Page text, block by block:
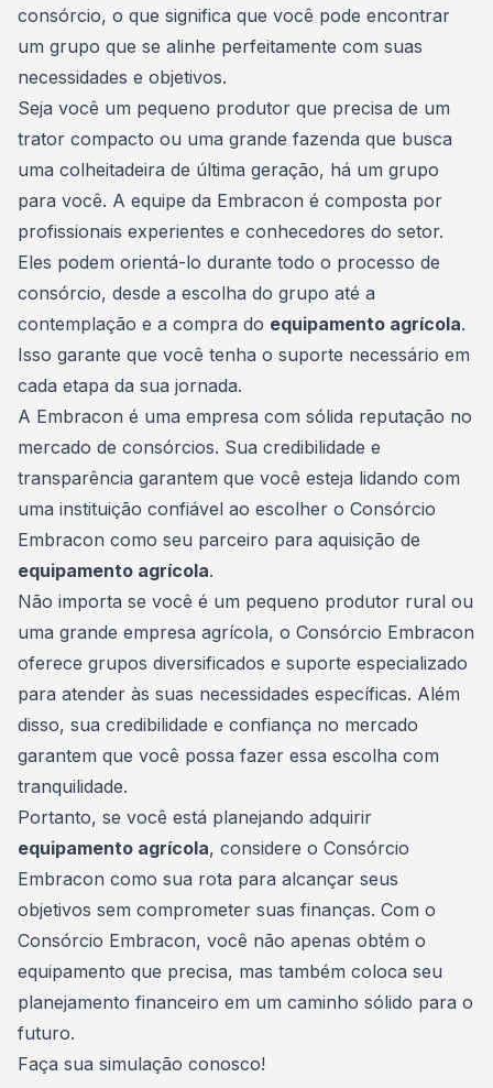
consórcio, o que significa que você pode encontrar
um grupo que se alinhe perfeitamente com suas
necessidades e objetivos.
Seja você um pequeno produtor que precisa de um
trator compacto ou uma grande fazenda que busca
uma colheitadeira de última geração, há um grupo
para você. A equipe da Embracon é composta por
profissionais experientes e conhecedores do setor.
Eles podem orientá-lo durante todo o processo de
consórcio, desde a escolha do grupo até a
contemplação e a compra do equipamento agrícola.
Isso garante que você tenha o suporte necessário em
cada etapa da sua jornada.
A Embracon é uma empresa com sólida reputação no
mercado de consórcios. Sua credibilidade e
transparência garantem que você esteja lidando com
uma instituição confiável ao escolher o Consórcio
Embracon como seu parceiro para aquisição de
equipamento agrícola.
Não importa se você é um pequeno produtor rural ou
uma grande empresa agrícola, o Consórcio Embracon
oferece grupos diversificados e suporte especializado
para atender às suas necessidades específicas. Além
disso, sua credibilidade e confiança no mercado
garantem que você possa fazer essa escolha com
tranquilidade.
Portanto, se você está planejando adquirir
equipamento agrícola, considere o Consórcio
Embracon como sua rota para alcançar seus
objetivos sem comprometer suas finanças. Com o
Consórcio Embracon, você não apenas obtém o
equipamento que precisa, mas também coloca seu
planejamento financeiro em um caminho sólido para o
futuro.
Faça sua simulação conosco!